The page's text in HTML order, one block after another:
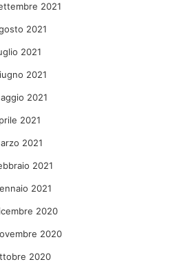
2021
2021
2021
2021
2021
2021
2021
2021
2021
2020
2020
2020